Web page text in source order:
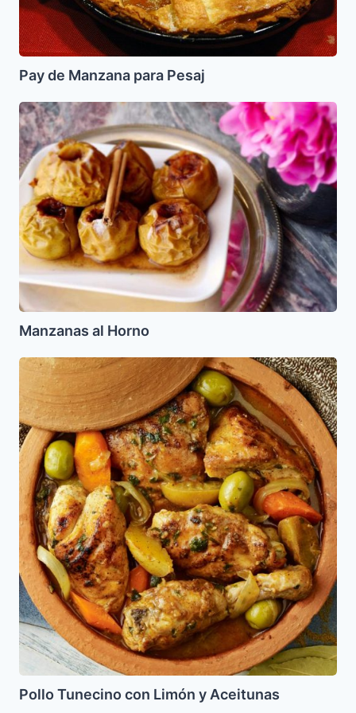
Pay de Manzana para Pesaj
Manzanas
al
Horno
Manzanas al Horno
Pollo
Tunecino
con
Limón
y
Aceitunas
Pollo Tunecino con Limón y Aceitunas